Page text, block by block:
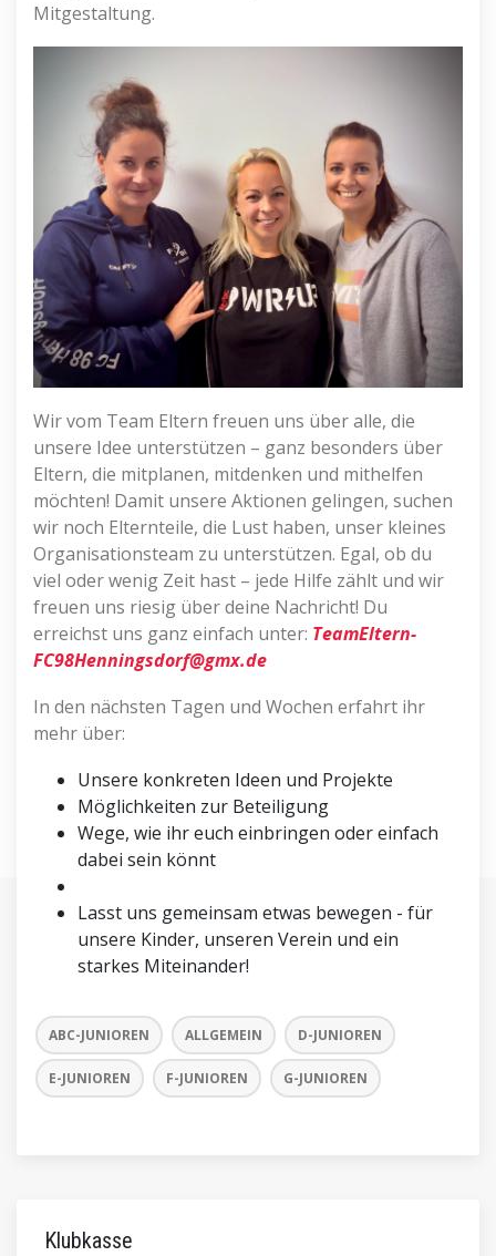
Mitgestaltung.
Wir vom Team Eltern freuen uns über alle, die
unsere Idee unterstützen – ganz besonders über
Eltern, die mitplanen, mitdenken und mithelfen
möchten! Damit unsere Aktionen gelingen, suchen
wir noch Elternteile, die Lust haben, unser kleines
Organisationsteam zu unterstützen. Egal, ob du
viel oder wenig Zeit hast – jede Hilfe zählt und wir
freuen uns riesig über deine Nachricht! Du
erreichst uns ganz einfach unter: TeamEltern-
FC98Henningsdorf@gmx.de
In den nächsten Tagen und Wochen erfahrt ihr
mehr über:
Unsere konkreten Ideen und Projekte
Möglichkeiten zur Beteiligung
Wege, wie ihr euch einbringen oder einfach
dabei sein könnt
Lasst uns gemeinsam etwas bewegen - für
unsere Kinder, unseren Verein und ein
starkes Miteinander!
ABC-JUNIOREN ALLGEMEIN D-JUNIOREN
E-JUNIOREN F-JUNIOREN G-JUNIOREN
Klubkasse